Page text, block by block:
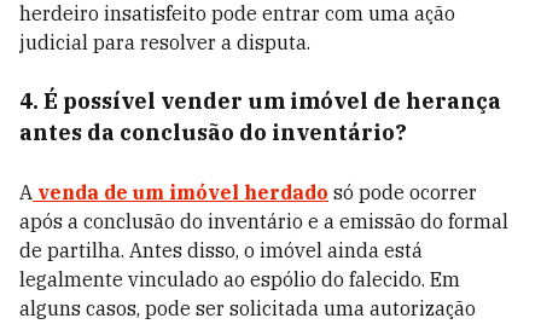
herdeiro insatisfeito pode entrar com uma ação
judicial para resolver a disputa.
4. É possível vender um imóvel de herança
antes da conclusão do inventário?
A venda de um imóvel herdado só pode ocorrer
após a conclusão do inventário e a emissão do formal
de partilha. Antes disso, o imóvel ainda está
legalmente vinculado ao espólio do falecido. Em
alguns casos, pode ser solicitada uma autorização